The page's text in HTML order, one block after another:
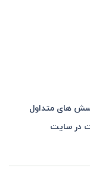
های متداول
در سایت